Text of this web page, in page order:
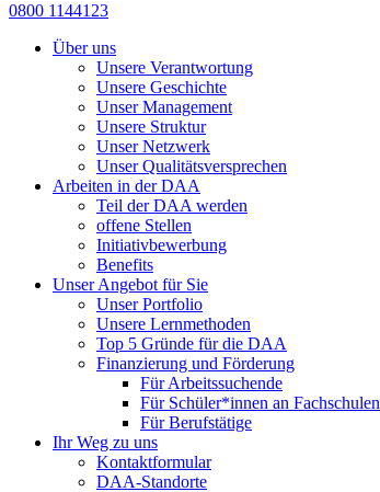
0800 1144123
Über uns
Unsere Verantwortung
Unsere Geschichte
Unser Management
Unsere Struktur
Unser Netzwerk
Unser Qualitätsversprechen
Arbeiten in der DAA
Teil der DAA werden
offene Stellen
Initiativbewerbung
Benefits
Unser Angebot für Sie
Unser Portfolio
Unsere Lernmethoden
Top 5 Gründe für die DAA
Finanzierung und Förderung
Für Arbeitssuchende
Für Schüler*innen an Fachschulen
Für Berufstätige
Ihr Weg zu uns
Kontaktformular
DAA-Standorte